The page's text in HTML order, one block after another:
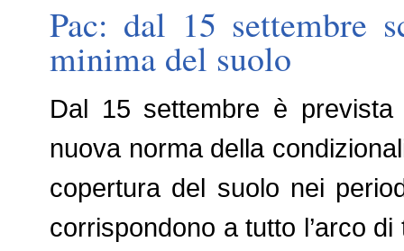
Pac: dal 15 settembre
minima del suolo
Dal 15 settembre è
nuova norma della
copertura del suolo nei
corrispondono a tutto l’arco